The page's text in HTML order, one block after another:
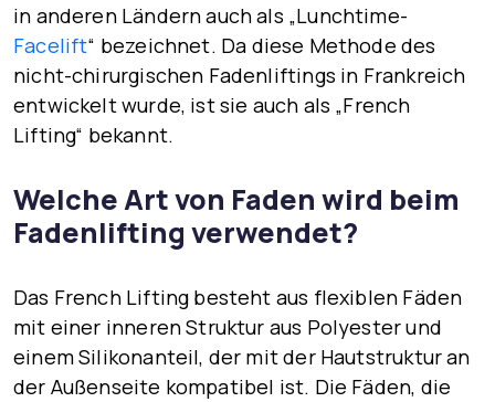
in anderen Ländern auch als „Lunchtime-
Facelift“ bezeichnet. Da diese Methode des
nicht-chirurgischen Fadenliftings in Frankreich
entwickelt wurde, ist sie auch als „French
Lifting“ bekannt.
Welche Art von Faden wird beim
Fadenlifting verwendet?
Das French Lifting besteht aus flexiblen Fäden
mit einer inneren Struktur aus Polyester und
einem Silikonanteil, der mit der Hautstruktur an
der Außenseite kompatibel ist. Die Fäden, die